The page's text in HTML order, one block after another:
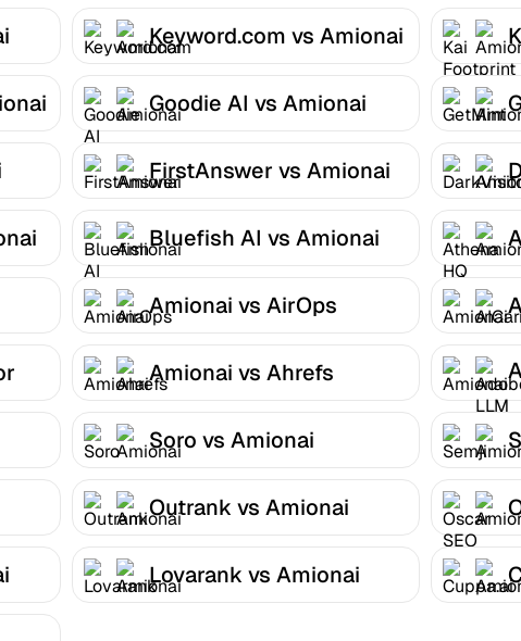
Keyword.com vs Amionai
Goodie AI vs Amionai
FirstAnswer vs Amionai
Bluefish AI vs Amionai
Amionai vs AirOps
Amionai vs Ahrefs
Soro vs Amionai
Outrank vs Amionai
Lovarank vs Amionai